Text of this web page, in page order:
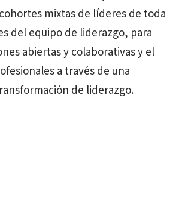
mixtas de líderes de toda
del equipo de liderazgo, para
abiertas y colaborativas y el
a través de una
de liderazgo.